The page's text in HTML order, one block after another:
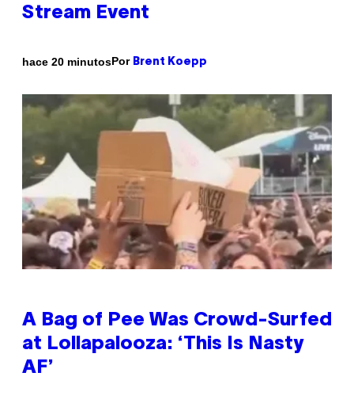
Stream Event
hace 20 minutosPor Brent Koepp
A Bag of Pee Was Crowd-Surfed
at Lollapalooza: ‘This Is Nasty
AF’